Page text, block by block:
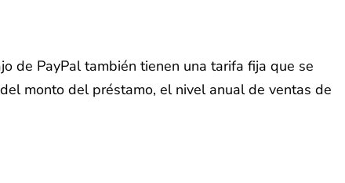
de PayPal también tienen una tarifa fija que se
monto del préstamo, el nivel anual de ventas de